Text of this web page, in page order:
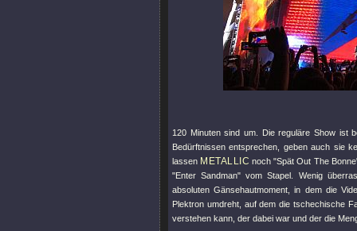
120 Minuten sind um. Die reguläre Show ist
Bedürftnissen entsprechen, geben auch sie
lassen METALLIC noch"Spät Out The
"Enter Sandman" vom Stapel. Wenig
absoluten Gänsehautmoment, in dem die
Plektron umdreht, auf dem die tschechische
verstehen kann, der dabei war und der die